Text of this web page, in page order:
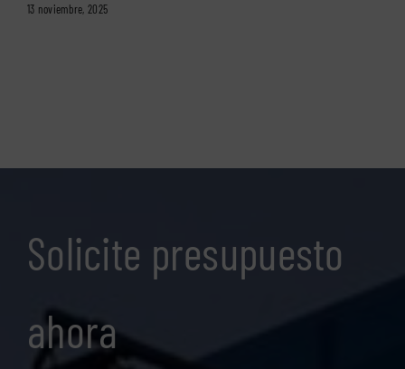
13 noviembre, 2025
Solicite presupuesto
ahora